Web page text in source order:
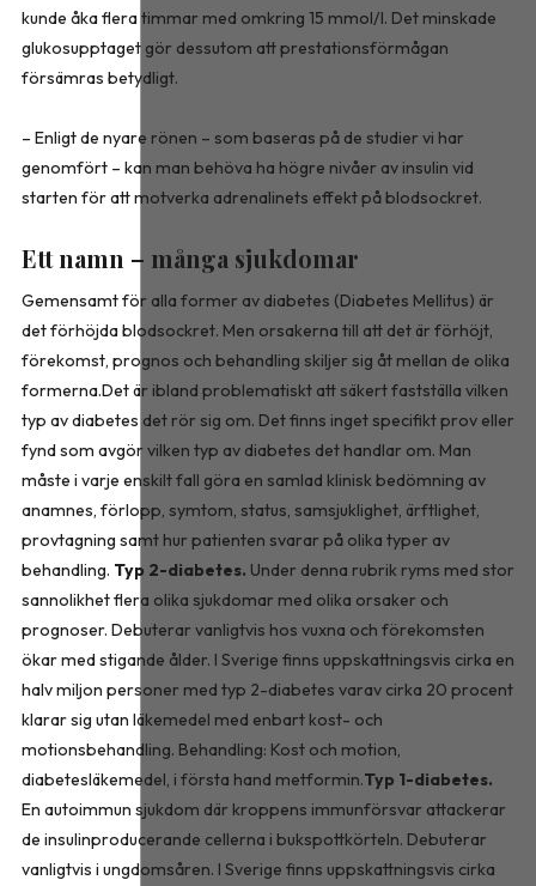
kunde åka flera timmar med omkring 15 mmol/l. Det minskade
glukosupptaget gör dessutom att prestationsförmågan
försämras betydligt.
– Enligt de nyare rönen – som baseras på de studier vi har
genomfört – kan man behöva ha högre nivåer av insulin vid
starten för att motverka adrenalinets effekt på blodsockret.
Ett namn – många sjukdomar
Gemensamt för alla former av diabetes (Diabetes Mellitus) är
det förhöjda blodsockret. Men orsakerna till att det är förhöjt,
förekomst, prognos och behandling skiljer sig åt mellan de olika
formerna.Det är ibland problematiskt att säkert fastställa vilken
typ av diabetes det rör sig om. Det finns inget specifikt prov eller
fynd som avgör vilken typ av diabetes det handlar om. Man
måste i varje enskilt fall göra en samlad klinisk bedömning av
anamnes, förlopp, symtom, status, samsjuklighet, ärftlighet,
provtagning samt hur patienten svarar på olika typer av
behandling. Typ 2-diabetes. Under denna rubrik ryms med stor
sannolikhet flera olika sjukdomar med olika orsaker och
prognoser. Debuterar vanligtvis hos vuxna och förekomsten
ökar med stigande ålder. I Sverige finns uppskattningsvis cirka en
halv miljon personer med typ 2-diabetes varav cirka 20 procent
klarar sig utan läkemedel med enbart kost- och
motionsbehandling. Behandling: Kost och motion,
diabetesläkemedel, i första hand metformin.Typ 1-diabetes.
En autoimmun sjukdom där kroppens immunförsvar attackerar
de insulinproducerande cellerna i bukspottkörteln. Debuterar
vanligtvis i ungdomsåren. I Sverige finns uppskattningsvis cirka